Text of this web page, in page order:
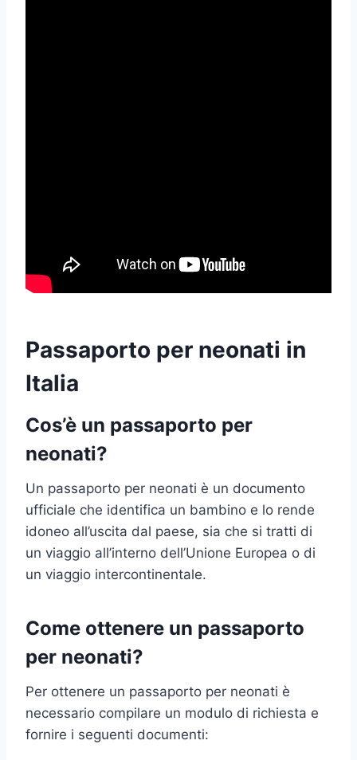
Passaporto per neonati in
Italia
Cos’è un passaporto per
neonati?
Un passaporto per neonati è un documento
ufficiale che identifica un bambino e lo rende
idoneo all’uscita dal paese, sia che si tratti di
un viaggio all’interno dell’Unione Europea o di
un viaggio intercontinentale.
Come ottenere un passaporto
per neonati?
Per ottenere un passaporto per neonati è
necessario compilare un modulo di richiesta e
fornire i seguenti documenti: